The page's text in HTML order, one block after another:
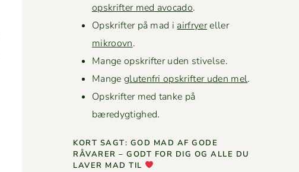
opskrifter med avo­ca­do.
Opskrifter på mad i air­fry­ereller
mikroovn.
Mange opskrifter uden stivelse.
Mange gluten­fri opskrifter uden mel.
Opskrifter med tanke på
bæredygtighed.
KORT SAGT: GOD MAD AF GODE
RÅVAR­ER – GODT FOR DIG OG ALLE DU
LAVER MAD TIL